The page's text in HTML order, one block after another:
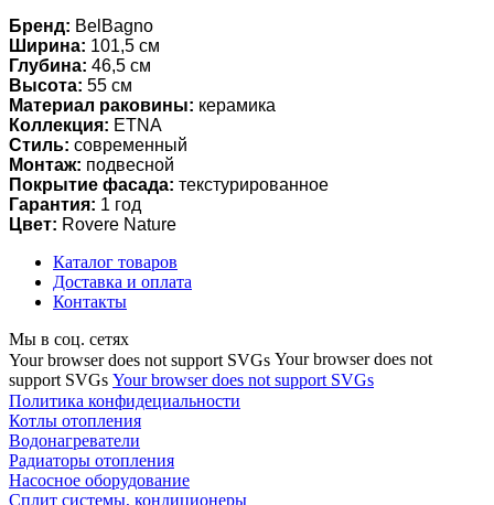
Бренд: BelBagno
Ширина: 101,5 см
Глубина: 46,5 см
Высота: 55 см
Материал раковины: керамика
Коллекция: ETNA
Стиль: современный
Монтаж: подвесной
Покрытие фасада: текстурированное
Гарантия: 1 год
Цвет: Rovere Nature
Каталог товаров
Доставка и оплата
Контакты
Мы в соц. сетях
Your browser does not support SVGs Your browser does not
support SVGs Your browser does not support SVGs
Политика конфидециальности
Котлы отопления
Водонагреватели
Радиаторы отопления
Насосное оборудование
Сплит системы, кондиционеры